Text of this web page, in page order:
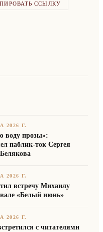
ССЫЛКУ
2026 Г.
воду прозы»:
паблик-ток Сергея
2026 Г.
встречу Михаилу
«Белый июнь»
2026 Г.
с читателями